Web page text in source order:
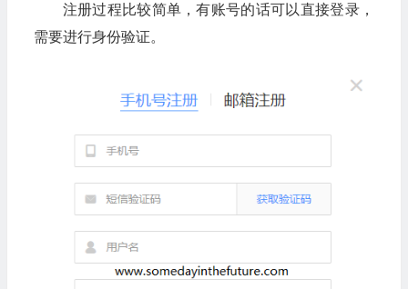
注册过程比较简单，有账号的话可以直接登录，
需要进行身份验证。